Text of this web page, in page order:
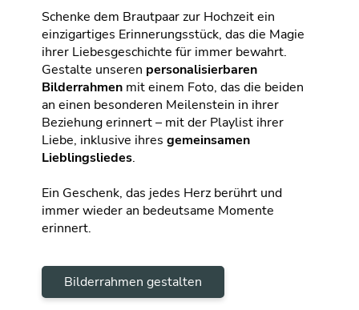
Schenke dem Brautpaar zur Hochzeit ein
einzigartiges Erinnerungsstück, das die Magie
ihrer Liebesgeschichte für immer bewahrt.
Gestalte unseren personalisierbaren
Bilderrahmen mit einem Foto, das die beiden
an einen besonderen Meilenstein in ihrer
Beziehung erinnert – mit der Playlist ihrer
Liebe, inklusive ihres gemeinsamen
Lieblingsliedes.
Ein Geschenk, das jedes Herz berührt und
immer wieder an bedeutsame Momente
erinnert.
Bilderrahmen gestalten